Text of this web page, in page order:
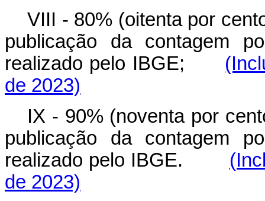
VIII - 80% (oitenta por
publicação da contagem
realizado pelo IBGE;
de 2023)
IX - 90% (noventa por
publicação da contagem
realizado pelo IBGE.
de 2023)